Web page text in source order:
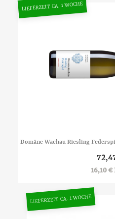
Domäne Wachau Riesling
16,10
LIEFERZEIT CA. 1 WOCHE
LIEFERZEIT CA. 1 WOCHE